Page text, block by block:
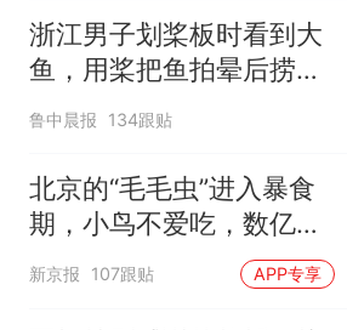
浙江男子划桨板时看到大
鱼，用桨把鱼拍晕后捞
起；当事人：鱼重7斤6
两，做成红烧辣子鱼块，
味道很好
鲁中晨报 134跟贴
北京的“毛毛虫”进入暴食
期，小鸟不爱吃，数亿头
小蜂迎战
新京报 107跟贴 APP专享